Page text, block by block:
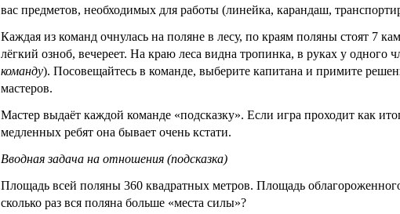
вас предметов, необходимых для работы (линейка, карандаш,
Каждая из команд очнулась на поляне в лесу, по краям поляны стоят 7
лёгкий озноб, вечереет. На краю леса видна тропинка, в руках у одного
команду). Посовещайтесь в команде, выберите капитана и примите
мастеров.
Мастер выдаёт каждой команде «подсказку». Если игра проходит как
медленных ребят она бывает очень кстати.
Вводная задача на отношения (подсказка)
Площадь всей поляны 360 квадратных метров. Площадь
сколько раз вся поляна больше «места силы»?